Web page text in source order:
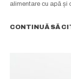
alimentare cu apă și
CONTINUĂ SĂ